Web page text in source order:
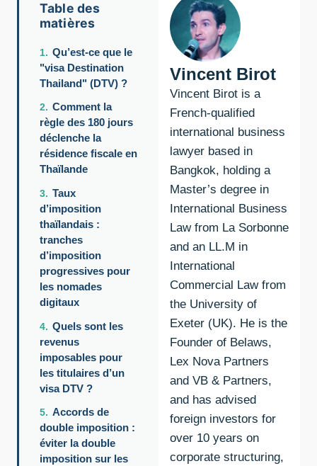
Table des
matières
Qu’est-ce que le
"visa Destination
Thailand" (DTV) ?
Comment la
règle des 180 jours
déclenche la
résidence fiscale en
Thaïlande
Taux
d’imposition
thaïlandais :
tranches
d’imposition
progressives pour
les nomades
digitaux
Quels sont les
revenus
imposables pour
les titulaires d’un
visa DTV ?
Accords de
double imposition :
éviter la double
imposition sur les
Vincent Birot
Vincent Birot is a
French-qualified
international business
lawyer based in
Bangkok, holding a
Master’s degree in
International Business
Law from La Sorbonne
and an LL.M in
International
Commercial Law from
the University of
Exeter (UK). He is the
Founder of Belaws,
Lex Nova Partners
and VB & Partners,
and has advised
foreign investors for
over 10 years on
corporate structuring,